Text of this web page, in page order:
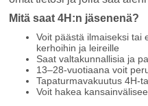
Mitä saat 4H:n jäsenenä?
Voit päästä ilmaiseksi tai
kerhoihin ja leireille
Saat valtakunnallisia ja
13–28-vuotiaana voit
Tapaturmavakuutus 4H-
Voit hakea